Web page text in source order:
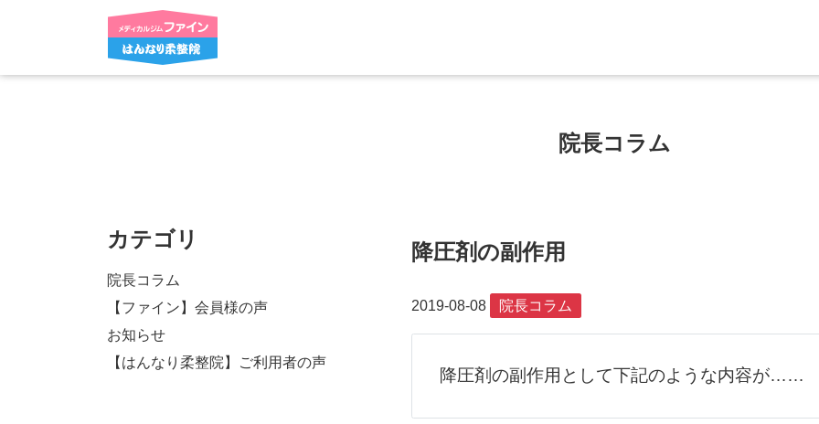
院長コラム
カテゴリ
院長コラム
【ファイン】会員様の声
お知らせ
【はんなり柔整院】ご利用者の声
降圧剤の副作用
2019-08-08 院長コラム
降圧剤の副作用として下記のような内容が……